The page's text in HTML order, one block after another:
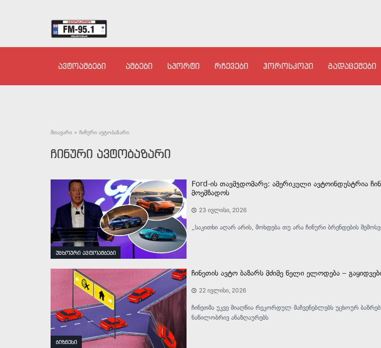
ავტოამბები ამბები სპორტი რჩევები ჰოროსკოპი გადაცემები
მთავარი » ჩინური ავტობაზარი
ჩინური ავტობაზარი
უცხოური ავტოამბები
Ford-ის თავმჯდომარე: ამერიკული ავტოინდუსტრია
მოემზადოს
23 ივლისი, 2026
„საკითხი აღარ არის, მოხდება თუ არა ჩინური ბრენდების
ბიზნესი
ჩინეთის ავტო ბაზარს მძიმე წელი ელოდება –
22 ივლისი, 2026
ჩინეთმა უკვე მიაღწია რეკორდულ მაჩვენებლებს უცხოურ
ნაწილობრივ ანაზღაურებს